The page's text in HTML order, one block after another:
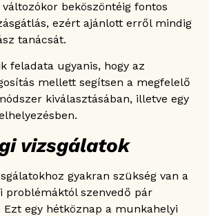
beköszöntéig fontos
ezért ajánlott erről mindig
tanácsát.
feladata ugyanis, hogy az
mellett segítsen a megfelelő
kiválasztásában, illetve egy
vizsgálatok
gyakran szükség van a
problémáktól szenvedő pár
egy hétköznap a munkahelyi